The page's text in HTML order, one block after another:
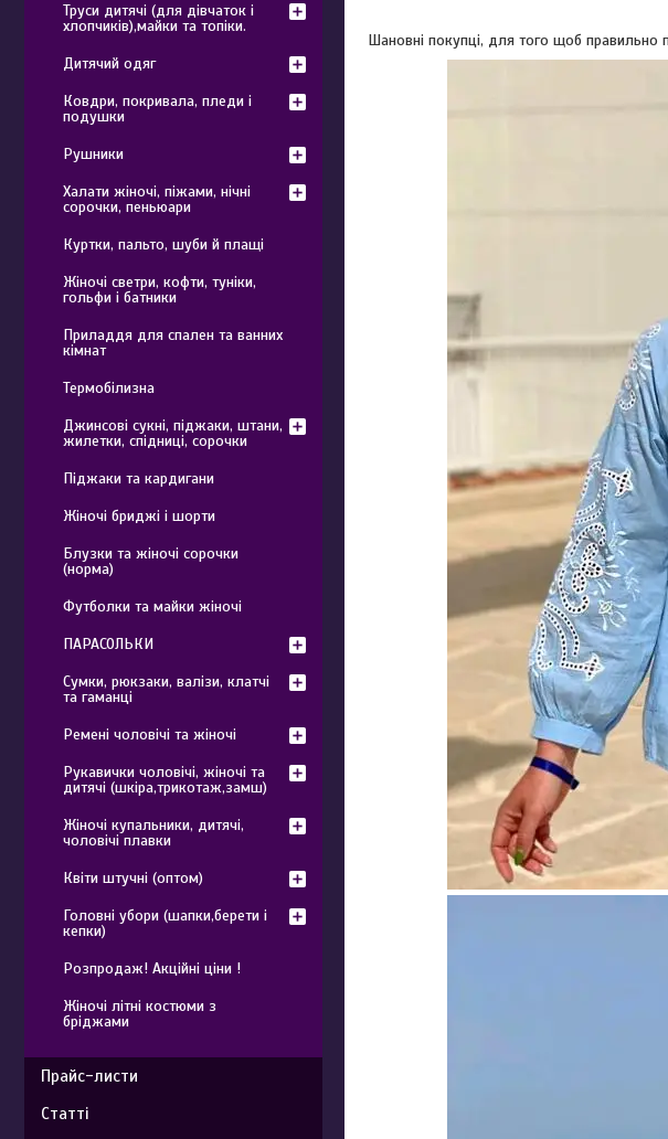
Шановні покупці, для того щоб правильно
Труси дитячі (для дівчаток і
хлопчиків),майки та топіки.
Дитячий одяг
Ковдри, покривала, пледи і
подушки
Рушники
Халати жіночі, піжами, нічні
сорочки, пеньюари
Куртки, пальто, шуби й плащі
Жіночі светри, кофти, туніки,
гольфи і батники
Приладдя для спален та ванних
кімнат
Термобілизна
Джинсові сукні, піджаки, штани,
жилетки, спідниці, сорочки
Піджаки та кардигани
Жіночі бриджі і шорти
Блузки та жіночі сорочки
(норма)
Футболки та майки жіночі
ПАРАСОЛЬКИ
Сумки, рюкзаки, валізи, клатчі
та гаманці
Ремені чоловічі та жіночі
Рукавички чоловічі, жіночі та
дитячі (шкіра,трикотаж,замш)
Жіночі купальники, дитячі,
чоловічі плавки
Квіти штучні (оптом)
Головні убори (шапки,берети і
кепки)
Розпродаж! Акційні ціни !
Жіночі літні костюми з
бріджами
Прайс-листи
Статті